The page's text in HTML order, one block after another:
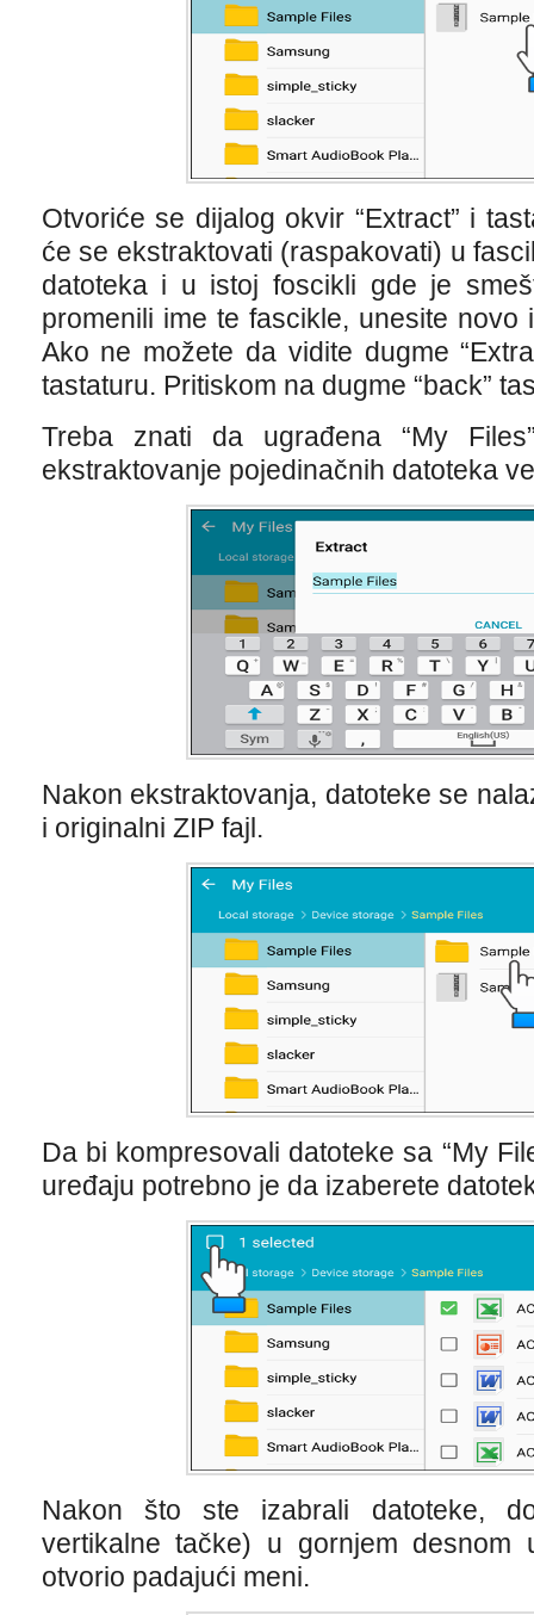
Otvoriće se dijalog okvir “Extract” i
će se ekstraktovati (raspakovati) u
datoteka i u istoj foscikli gde je
promenili ime te fascikle, unesite novo
Ako ne možete da vidite dugme
tastaturu. Pritiskom na dugme “back”
Treba znati da ugrađena “My
ekstraktovanje pojedinačnih datoteka
Nakon ekstraktovanja, datoteke se
i originalni ZIP fajl.
Da bi kompresovali datoteke sa “My
uređaju potrebno je da izaberete
Nakon što ste izabrali datoteke,
vertikalne tačke) u gornjem
otvorio padajući meni.